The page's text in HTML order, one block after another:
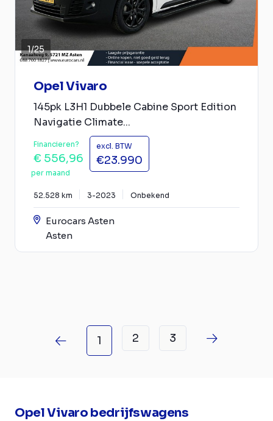
1/25
Opel Vivaro
145pk L3H1 Dubbele Cabine Sport Edition
Navigatie Climate...
Financieren?
€ 556,96
per maand
excl. BTW
€23.990
52.528 km 3-2023 Onbekend
Eurocars Asten
Asten
1 2 3
Opel Vivaro bedrijfswagens